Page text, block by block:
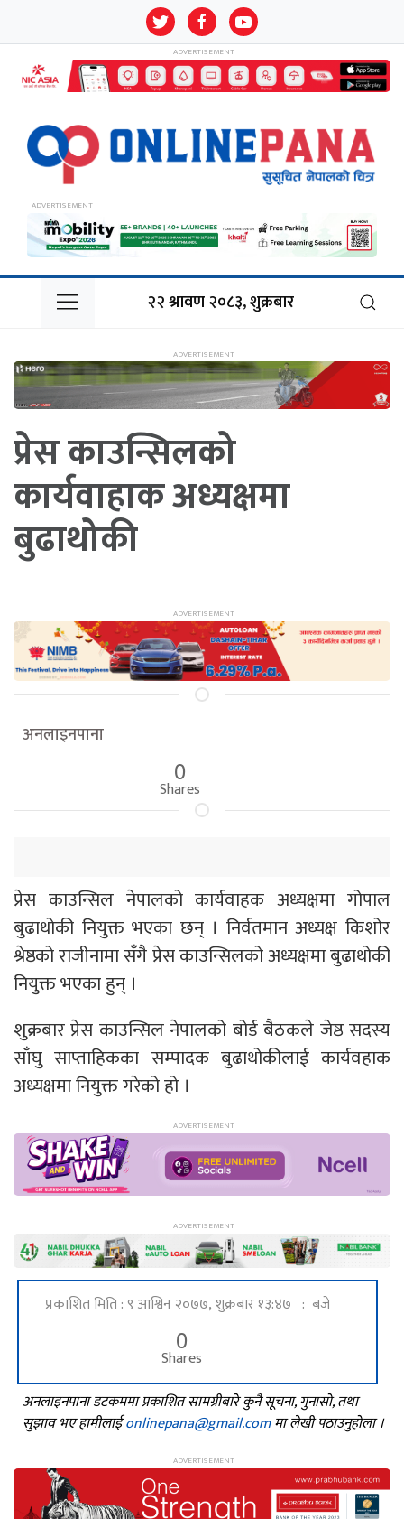
२२ श्रावण २०८३, शुक्रबार
प्रेस काउन्सिलको
कार्यवाहाक अध्यक्षमा
बुढाथोकी
अनलाइनपाना
0
Shares
प्रेस काउन्सिल नेपालको कार्यवाहक अध्यक्षमा गोपाल
बुढाथोकी नियुक्त भएका छन् । निर्वतमान अध्यक्ष किशोर
श्रेष्ठको राजीनामा सँगै प्रेस काउन्सिलको अध्यक्षमा बुढाथोकी
नियुक्त भएका हुन् ।
शुक्रबार प्रेस काउन्सिल नेपालको बोर्ड बैठकले जेष्ठ सदस्य
साँघु साप्ताहिकका सम्पादक बुढाथोकीलाई कार्यवहाक
अध्यक्षमा नियुक्त गरेको हो ।
प्रकाशित मिति : ९ आश्विन २०७७, शुक्रबार १३:४७ : बजे
0
Shares
अनलाइनपाना डटकममा प्रकाशित सामग्रीबारे कुनै सूचना, गुनासो, तथा
सुझाव भए हामीलाईonlinepana@gmail.comमा लेखी पठाउनुहोला ।